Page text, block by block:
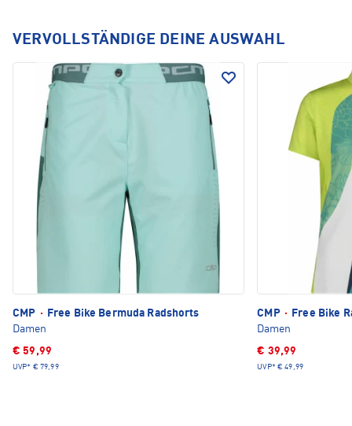
VERVOLLSTÄNDIGE DEINE AUSWAHL
CMP ·
Free Bike Bermuda Radshorts
Damen
€ 59,99
UVP* € 79,99
CMP ·
Free Bike
Damen
€ 39,99
UVP* € 49,99